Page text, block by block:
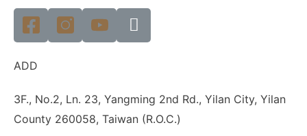
ADD
3F., No.2, Ln. 23, Yangming 2nd Rd., Yilan City, Yilan
County 260058, Taiwan (R.O.C.)